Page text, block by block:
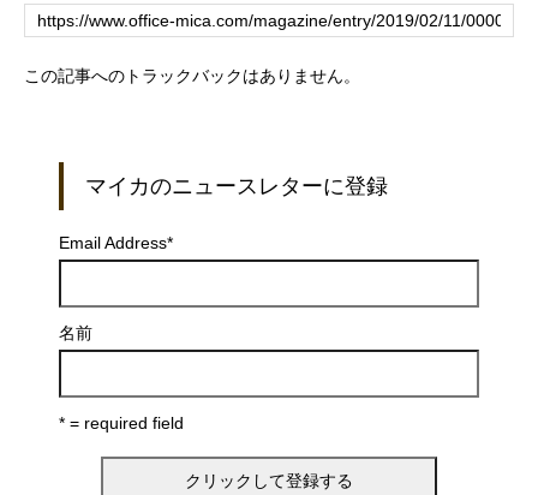
この記事へのトラックバックはありません。
マイカのニュースレターに登録
Email Address*
名前
* = required field